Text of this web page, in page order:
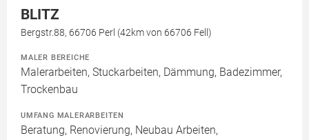
BLITZ
Bergstr.88, 66706 Perl (42km von 66706 Fell)
MALER BEREICHE
Malerarbeiten, Stuckarbeiten, Dämmung, Badezimmer,
Trockenbau
UMFANG MALERARBEITEN
Beratung, Renovierung, Neubau Arbeiten,